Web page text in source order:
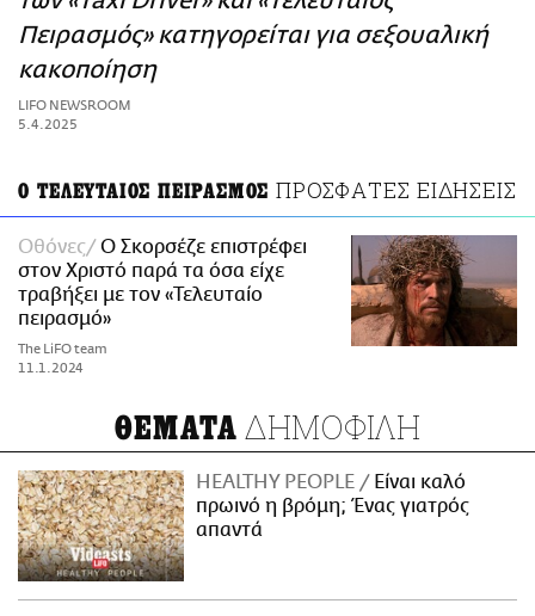
ΑΜΠΑ
PRINT
Πειρασμός» κατηγορείται για σεξουαλική
κακοποίηση
LIFO NEWSROOM
5.4.2025
Ο ΤΕΛΕΥΤΑΙΟΣ ΠΕΙΡΑΣΜΟΣ ΠΡΟΣΦΑΤΕΣ ΕΙΔΗΣΕΙΣ
Οθόνες
Ο Σκορσέζε επιστρέφει
στον Χριστό παρά τα όσα είχε
τραβήξει με τον «Τελευταίο
πειρασμό»
The LiFO team
11.1.2024
ΘΕΜΑΤΑ ΔΗΜΟΦΙΛΗ
HEALTHY PEOPLE
Είναι καλό
πρωινό η βρόμη; Ένας γιατρός
απαντά